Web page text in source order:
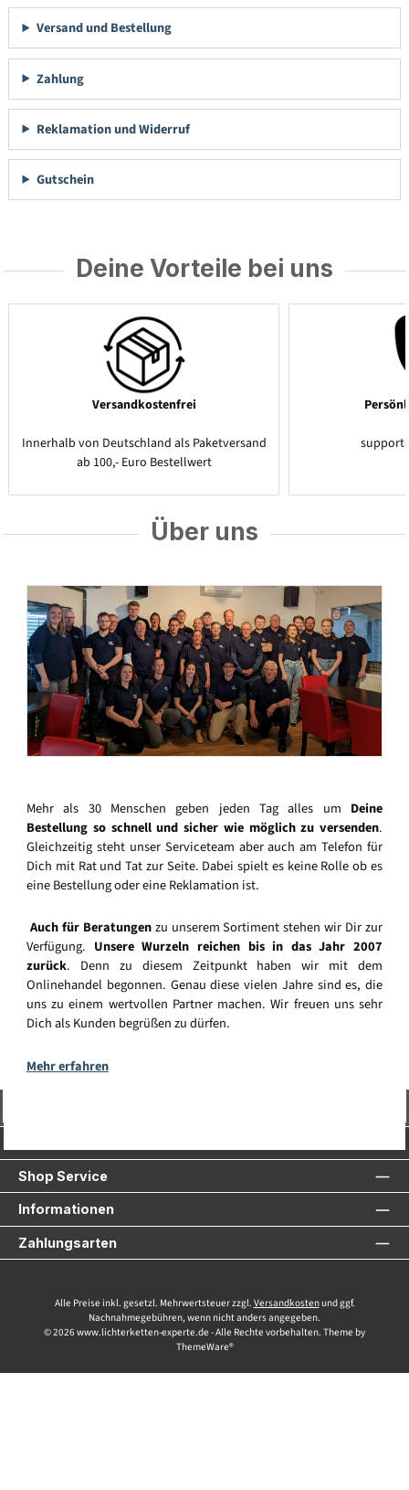
Versand und Bestellung
Zahlung
Reklamation und Widerruf
Gutschein
Deine Vorteile bei uns
Versandkostenfrei
Innerhalb von Deutschland als Paketversand
ab 100,- Euro Bestellwert
Über uns
Mehr als 30 Menschen geben jeden Tag alles um Deine
Bestellung so schnell und sicher wie möglich zu versenden.
Gleichzeitig steht unser Serviceteam aber auch am Telefon für
Dich mit Rat und Tat zur Seite. Dabei spielt es keine Rolle ob es
eine Bestellung oder eine Reklamation ist.
Auch für Beratungenzu unserem Sortiment stehen wir Dir zur
Verfügung. Unsere Wurzeln reichen bis in das Jahr 2007
zurück. Denn zu diesem Zeitpunkt haben wir mit dem
Onlinehandel begonnen. Genau diese vielen Jahre sind es, die
uns zu einem wertvollen Partner machen. Wir freuen uns sehr
Dich als Kunden begrüßen zu dürfen.
Mehr erfahren
Shop Service
Informationen
Zahlungsarten
Alle Preise inkl. gesetzl. Mehrwertsteuer zzgl. Versandkostenund ggf.
Nachnahmegebühren, wenn nicht anders angegeben.
© 2026 www.lichterketten-experte.de - Alle Rechte vorbehalten. Theme by
ThemeWare®